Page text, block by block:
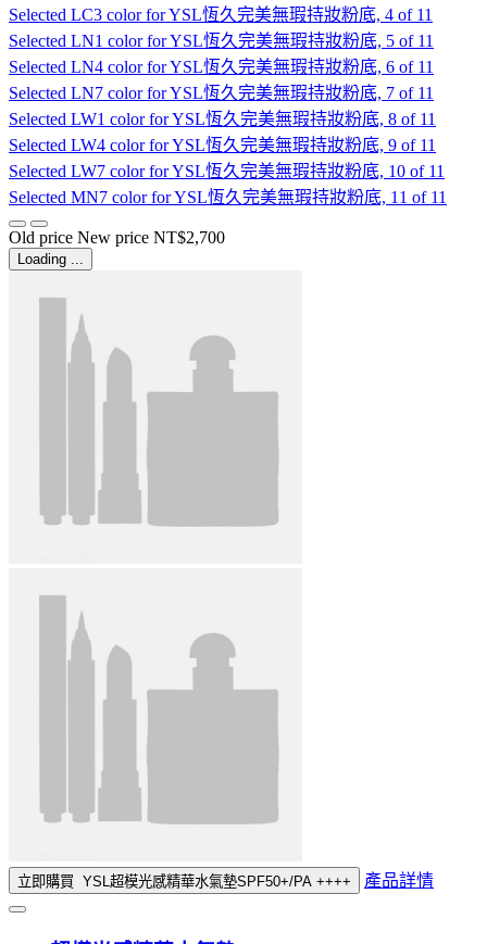
Selected LC3 color for YSL恆久完美無瑕持妝粉底, 4 of 11
Selected LN1 color for YSL恆久完美無瑕持妝粉底, 5 of 11
Selected LN4 color for YSL恆久完美無瑕持妝粉底, 6 of 11
Selected LN7 color for YSL恆久完美無瑕持妝粉底, 7 of 11
Selected LW1 color for YSL恆久完美無瑕持妝粉底, 8 of 11
Selected LW4 color for YSL恆久完美無瑕持妝粉底, 9 of 11
Selected LW7 color for YSL恆久完美無瑕持妝粉底, 10 of 11
Selected MN7 color for YSL恆久完美無瑕持妝粉底, 11 of 11
Old price New price NT$2,700
Loading ...
立即購買 YSL超模光感精華水氣墊SPF50+/PA ++++ 產品詳情